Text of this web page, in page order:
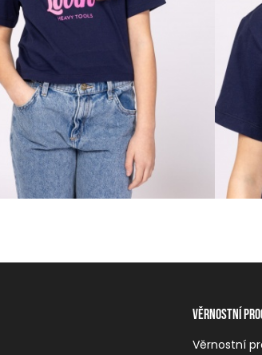
Věrnostní
Věrnostní